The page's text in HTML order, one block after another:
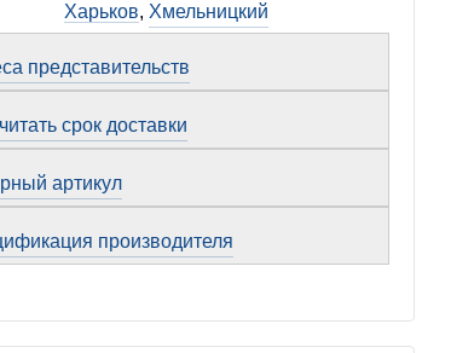
Харьков, Хмельницкий
представительств
срок доставки
артикул
производителя